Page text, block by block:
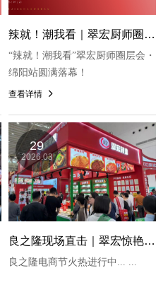
辣就！潮我看｜翠宏厨师圈层会・绵阳站圆满落幕，以味聚力赋能本地餐饮
“辣就！潮我看”翠宏厨师圈层会・
绵阳站圆满落幕！
查看详情
29
2026.03
良之隆现场直击｜翠宏惊艳亮相，实力诠释辣业新标杆！
良之隆电商节火热进行中... ...